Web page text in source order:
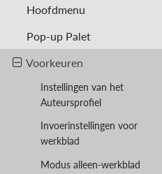
Hoofdmenu
Pop-up Palet
Voorkeuren
Instellingen van het
Auteursprofiel
Invoerinstellingen voor
werkblad
Modus alleen-werkblad